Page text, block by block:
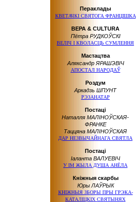
Пераклады
КВЕТАЧКІ СВЯТОГА ФРАНЦІШКА
ВЕРА & CULTURA
Пётра РУДКОЎСКІ
ВЕЛІЧ І КВОЛАСЦЬ СУМЛЕННЯ
Мастацтва
Аляксандр ЯРАШЭВІЧ
АПОСТАЛ НАРОДАЎ
Роздум
Аркадзь ШПУНТ
РЭЗАНАТАР
Постаці
Наталля МАЛІНОЎСКАЯ-
ФРАНКЕ
Таццяна МАЛІНОЎСКАЯ
ДАР НЕЗВЫЧАЙНАГА СВЯТЛА
Постаці
Іаланта ВАЛУЕВІЧ
У IМ ЖЫЛА ДУША АНЁЛА
Кніжныя скарбы
Юры ЛАЎРЫК
КНІЖНЫЯ ЗБОРЫ ПРЫ ГРЭКА-
КАТАЛІЦКІХ СВЯТЫНЯХ